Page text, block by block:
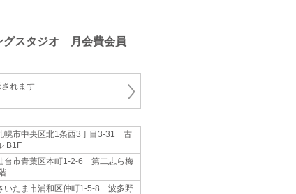
グスタジオ 月会費会員
れます
幌市中央区北1条西3丁目3-31 古
B1F
台市青葉区本町1-2-6 第二志ら梅
いたま市浦和区仲町1-5-8 波多野